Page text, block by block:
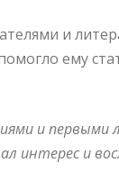
и
ему
и первыми
интерес и